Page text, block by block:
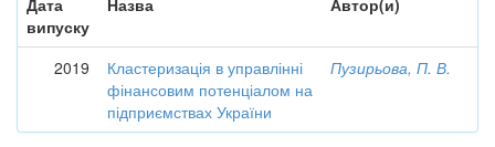
Дата
випуску
Назва Автор(и)
2019
Кластеризація в управлінні
фінансовим потенціалом на
підприємствах України
Пузирьова, П. В.